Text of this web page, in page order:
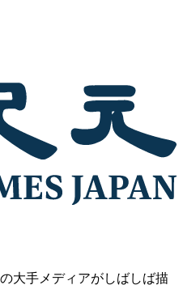
大手メディアがしばしば描